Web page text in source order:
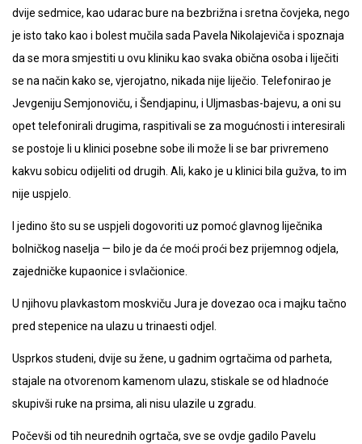
dvije sedmice, kao udarac bure na bezbrižna i sretna čovjeka, nego
je isto tako kao i bolest mučila sada Pavela Nikolajeviča i spoznaja
da se mora smjestiti u ovu kliniku kao svaka obična osoba i liječiti
se na način kako se, vjerojatno, nikada nije liječio. Telefonirao je
Jevgeniju Semjonoviču, i Šendjapinu, i Uljmasbas-bajevu, a oni su
opet telefonirali drugima, raspitivali se za mogućnosti i interesirali
se postoje li u klinici posebne sobe ili može li se bar privremeno
kakvu sobicu odijeliti od drugih. Ali, kako je u klinici bila gužva, to im
nije uspjelo.
I jedino što su se uspjeli dogovoriti uz pomoć glavnog liječnika
bolničkog naselja — bilo je da će moći proći bez prijemnog odjela,
zajedničke kupaonice i svlačionice.
U njihovu plavkastom moskviču Jura je dovezao oca i majku tačno
pred stepenice na ulazu u trinaesti odjel.
Usprkos studeni, dvije su žene, u gadnim ogrtačima od parheta,
stajale na otvorenom kamenom ulazu, stiskale se od hladnoće
skupivši ruke na prsima, ali nisu ulazile u zgradu.
Počevši od tih neurednih ogrtača, sve se ovdje gadilo Pavelu